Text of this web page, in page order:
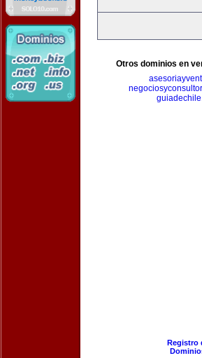
Otros dominios en
Registro